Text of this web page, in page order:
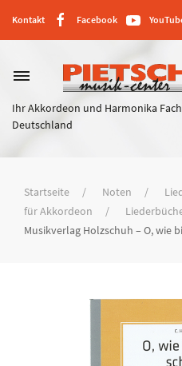
Kontakt Facebook
dehaze
Ihr Akkordeon und Harmonika
Deutschland
Startseite Noten
für Akkordeon
Musikverlag Holzschuh – O, wie